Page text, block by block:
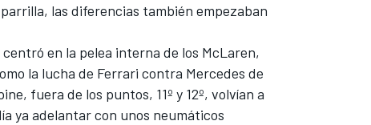
las diferencias también empezaban
en la pelea interna de los McLaren,
la lucha de Ferrari contra Mercedes de
, fuera de los puntos, 11º y 12º, volvían a
ya adelantar con unos neumáticos